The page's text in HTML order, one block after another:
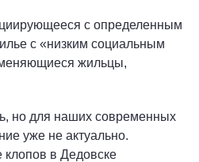
с определенным
с «низким социальным
жильцы,
но для наших современных
уже не актуально.
в Дедовске